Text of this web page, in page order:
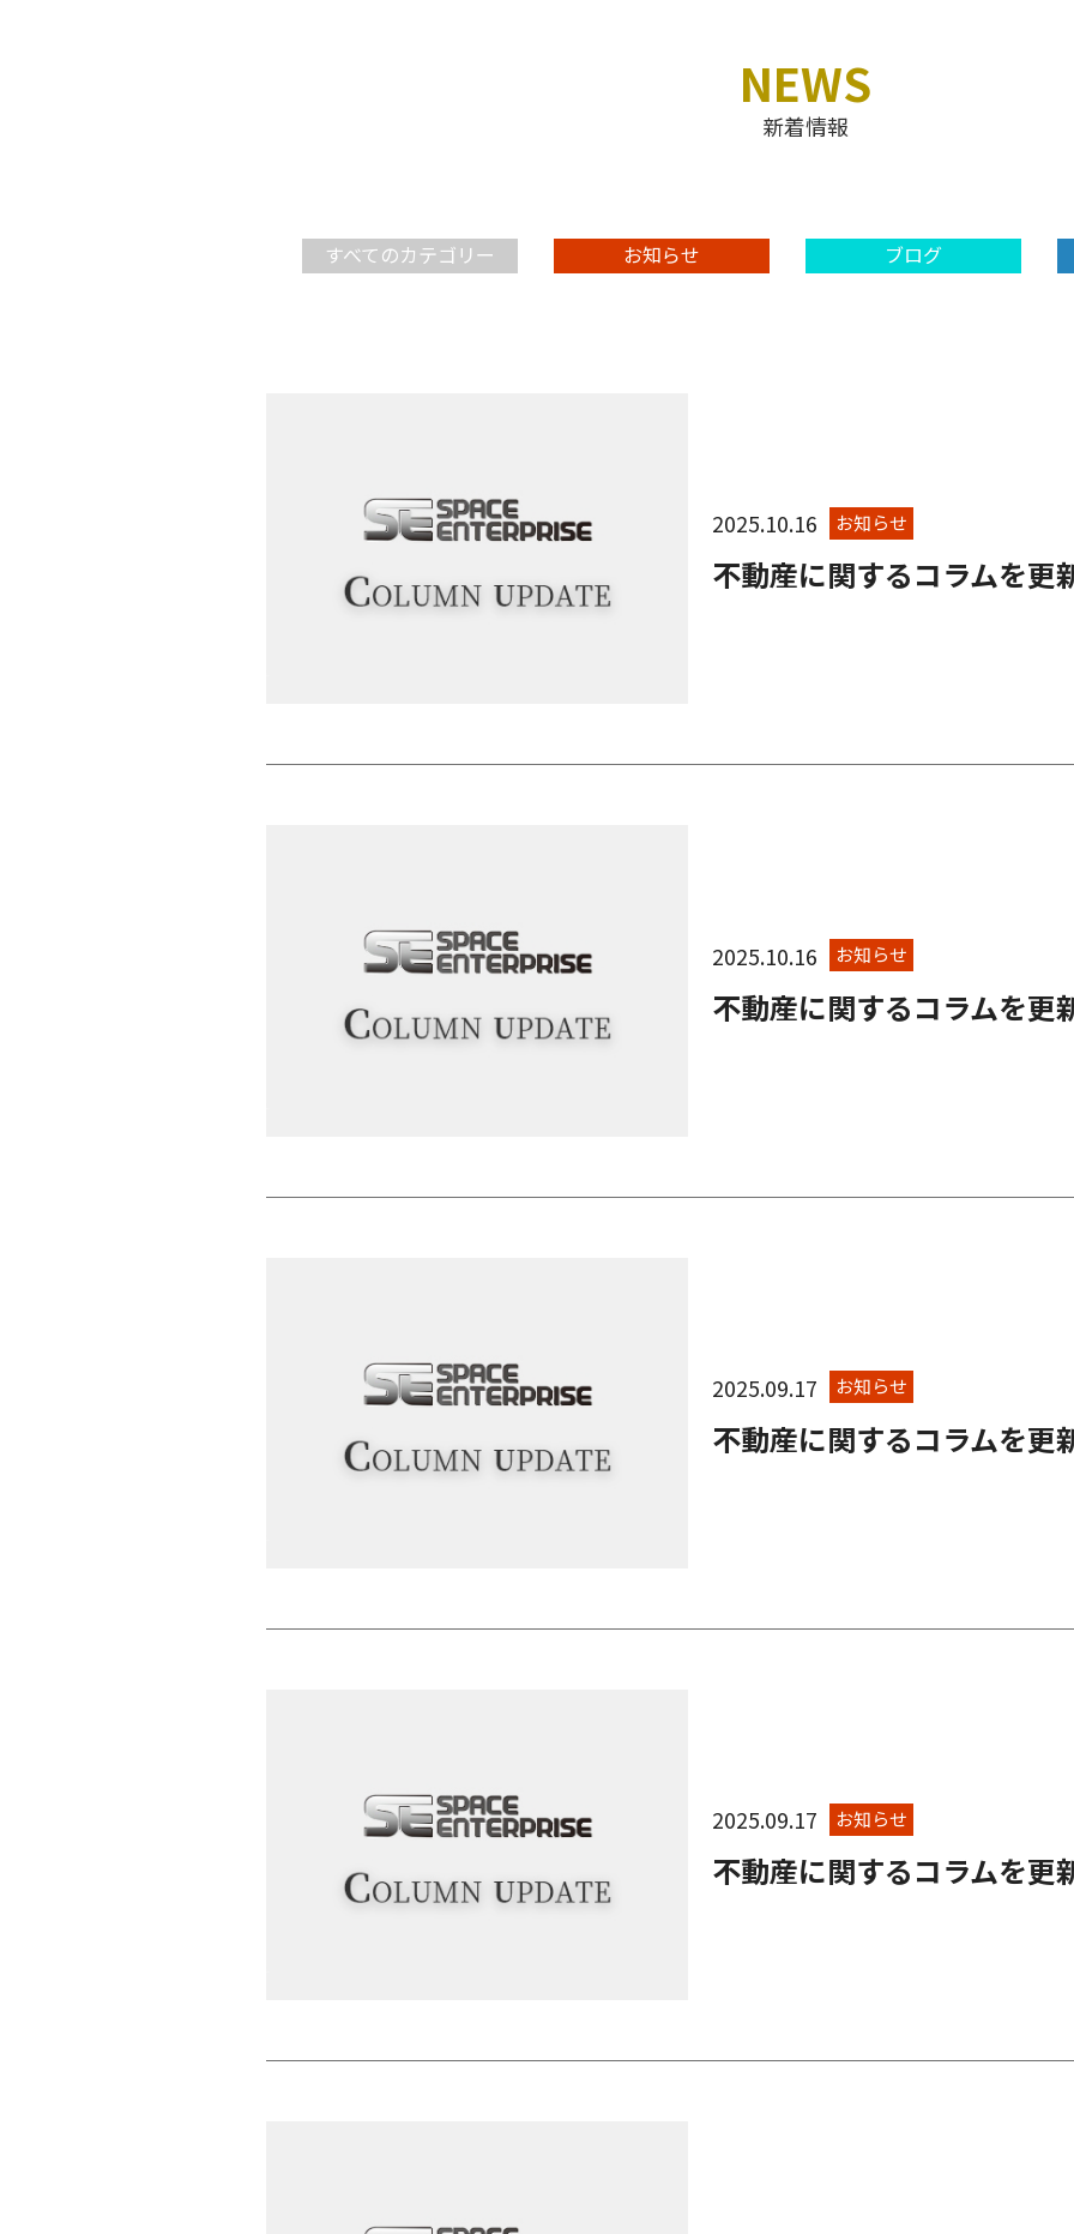
NEWS
新着情報
すべてのカテゴリー お知らせ ブログ
2025.10.16 お知らせ
不動産に関するコラムを更
2025.10.16 お知らせ
不動産に関するコラムを更
2025.09.17 お知らせ
不動産に関するコラムを更
2025.09.17 お知らせ
不動産に関するコラムを更